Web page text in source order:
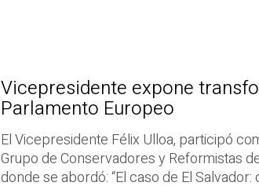
Vicepresidente expone
Parlamento Europeo
El Vicepresidente Félix Ulloa, participó
Grupo de Conservadores y Reformistas
donde se abordó: “El caso de El